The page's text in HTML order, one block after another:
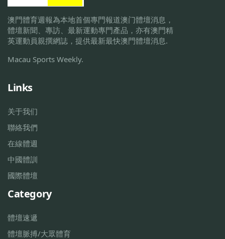
澳門體育週報為本地首個專門報道澳门體壇消息，
體壇新聞、專訪、最新運動專門產品，亦有澳門精
英運動員親撰網誌，提供最新最快澳門體壇消息.
Macau Sports Weekly.
Links
关于我们
聯絡我們
在線體週
中國體訓
國際體壇
Category
體壇速遞
體壇脈搏/大眾體育